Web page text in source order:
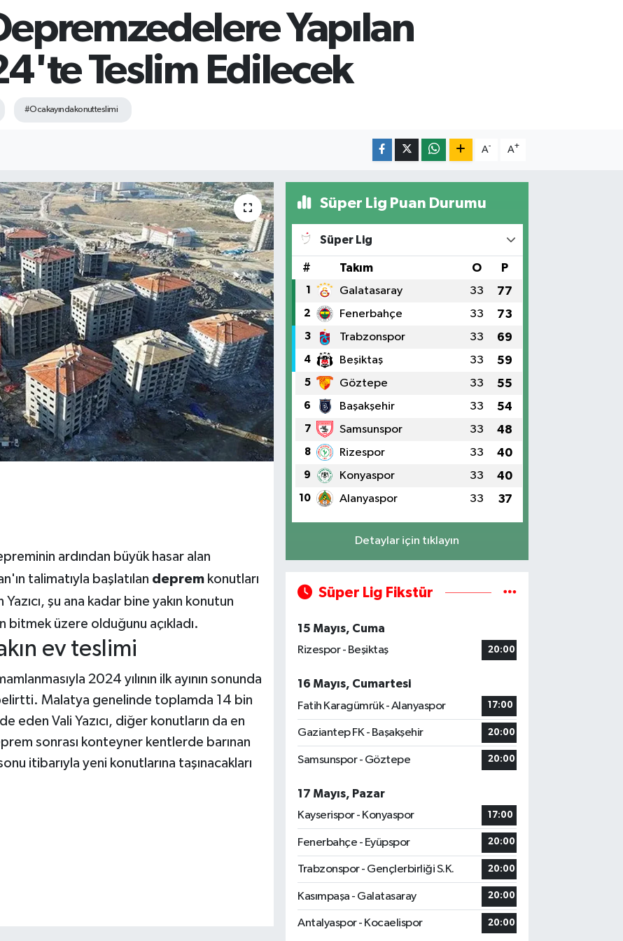
Yapılan
Teslim Edilecek
#Ocakayındakonutteslimi
A- A+
ardından büyük hasar alan
talimatıyla başlatılan depremkonutları
şu ana kadar bine yakın konutun
bitmek üzere olduğunu açıkladı.
ev teslimi
2024 yılının ilk ayının sonunda
Malatya genelinde toplamda 14 bin
eden Vali Yazıcı, diğer konutların da en
sonrası konteyner kentlerde barınan
itibarıyla yeni konutlarına taşınacakları
Süper Lig Puan Durumu
Süper Lig
# Takım O P
1 Galatasaray 33 77
2 Fenerbahçe 33 73
3 Trabzonspor 33 69
4 Beşiktaş 33 59
5 Göztepe 33 55
6 Başakşehir 33 54
7 Samsunspor 33 48
8 Rizespor 33 40
9 Konyaspor 33 40
10 Alanyaspor 33 37
Detaylar için tıklayın
Süper Lig Fikstür
15 Mayıs, Cuma
Rizespor - Beşiktaş
20:00
16 Mayıs, Cumartesi
Fatih Karagümrük - Alanyaspor
17:00
Gaziantep FK - Başakşehir 20:00
Samsunspor - Göztepe 20:00
17 Mayıs, Pazar
Kayserispor - Konyaspor
17:00
Fenerbahçe - Eyüpspor 20:00
Trabzonspor - Gençlerbirliği S.K. 20:00
Kasımpaşa - Galatasaray 20:00
Antalyaspor - Kocaelispor 20:00